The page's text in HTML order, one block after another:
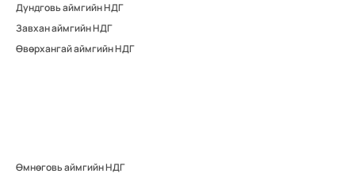
Дундговь аймгийн НДГ
Завхан аймгийн НДГ
Өвөрхангай аймгийн НДГ
Өмнөговь аймгийн НДГ